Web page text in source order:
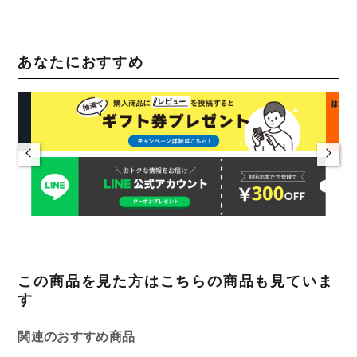
あなたにおすすめ
この商品を見た方はこちらの商品も見ていま
す
関連のおすすめ商品